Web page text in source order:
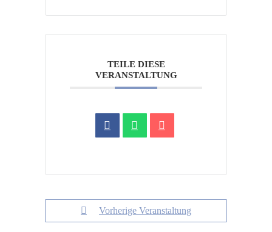
TEILE DIESE
VERANSTALTUNG
Vorherige Veranstaltung